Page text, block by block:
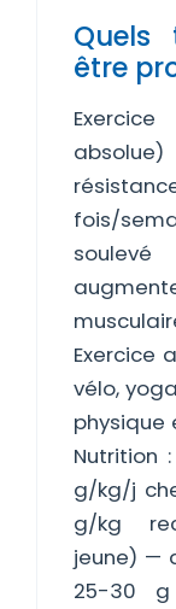
Quels
être
fois/
Exercice
vélo,
physique
Nutrition
g/kg/j
g/kg
jeune) —
25-30